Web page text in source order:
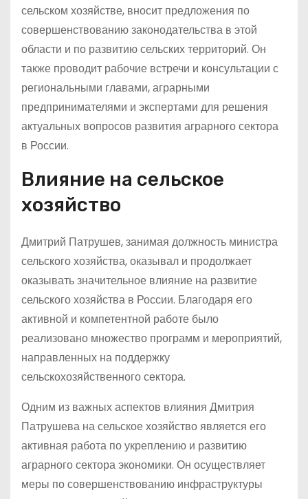
сельском хозяйстве, вносит предложения по
совершенствованию законодательства в этой
области и по развитию сельских территорий. Он
также проводит рабочие встречи и консультации с
региональными главами, аграрными
предпринимателями и экспертами для решения
актуальных вопросов развития аграрного сектора
в России.
Влияние на сельское
хозяйство
Дмитрий Патрушев, занимая должность министра
сельского хозяйства, оказывал и продолжает
оказывать значительное влияние на развитие
сельского хозяйства в России. Благодаря его
активной и компетентной работе было
реализовано множество программ и мероприятий,
направленных на поддержку
сельскохозяйственного сектора.
Одним из важных аспектов влияния Дмитрия
Патрушева на сельское хозяйство является его
активная работа по укреплению и развитию
аграрного сектора экономики. Он осуществляет
меры по совершенствованию инфраструктуры